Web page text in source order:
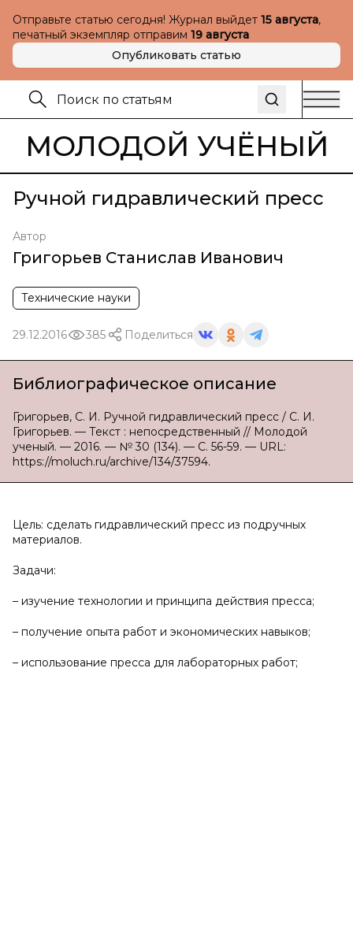
Отправьте статью сегодня! Журнал выйдет 15 августа,
печатный экземпляр отправим 19 августа
Опубликовать статью
МОЛОДОЙ УЧЁНЫЙ
Ручной гидравлический пресс
Автор
Григорьев Станислав Иванович
Технические науки
29.12.2016 385 Поделиться
Библиографическое описание
Григорьев, С. И. Ручной гидравлический пресс / С. И.
Григорьев. — Текст : непосредственный // Молодой
ученый. — 2016. — № 30 (134). — С. 56-59. — URL:
https://moluch.ru/archive/134/37594.
Цель: cделать гидравлический пресс из подручных
материалов.
Задачи:
– изучение технологии и принципа действия пресса;
– получение опыта работ и экономических навыков;
– использование пресса для лабораторных работ;